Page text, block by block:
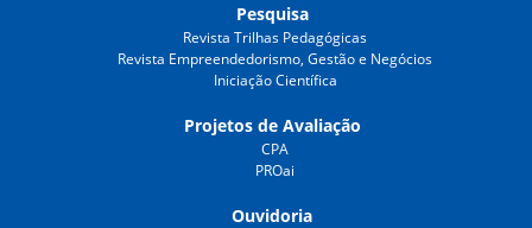
Pesquisa
Revista Trilhas Pedagógicas
Revista Empreendedorismo, Gestão e Negócios
Iniciação Científica
Projetos de Avaliação
CPA
PROai
Ouvidoria